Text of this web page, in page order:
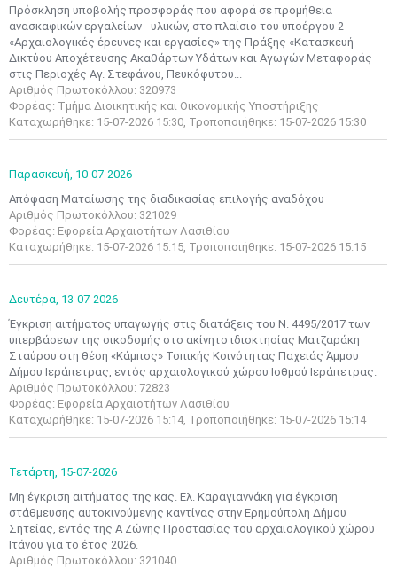
Πρόσκληση υποβολής προσφοράς που αφορά σε προμήθεια
ανασκαφικών εργαλείων - υλικών, στο πλαίσιο του υποέργου 2
«Αρχαιολογικές έρευνες και εργασίες» της Πράξης «Κατασκευή
Δικτύου Αποχέτευσης Ακαθάρτων Υδάτων και Αγωγών Μεταφοράς
στις Περιοχές Αγ. Στεφάνου, Πευκόφυτου...
Αριθμός Πρωτοκόλλου: 320973
Φορέας: Τμήμα Διοικητικής και Οικονομικής Υποστήριξης
Καταχωρήθηκε: 15-07-2026 15:30, Τροποποιήθηκε: 15-07-2026 15:30
Παρασκευή, 10-07-2026
Απόφαση Ματαίωσης της διαδικασίας επιλογής αναδόχου
Αριθμός Πρωτοκόλλου: 321029
Φορέας: Εφορεία Αρχαιοτήτων Λασιθίου
Καταχωρήθηκε: 15-07-2026 15:15, Τροποποιήθηκε: 15-07-2026 15:15
Δευτέρα, 13-07-2026
Έγκριση αιτήματος υπαγωγής στις διατάξεις του Ν. 4495/2017 των
υπερβάσεων της οικοδομής στο ακίνητο ιδιοκτησίας Ματζαράκη
Σταύρου στη θέση «Κάμπος» Τοπικής Κοινότητας Παχειάς Άμμου
Δήμου Ιεράπετρας, εντός αρχαιολογικού χώρου Ισθμού Ιεράπετρας.
Αριθμός Πρωτοκόλλου: 72823
Φορέας: Εφορεία Αρχαιοτήτων Λασιθίου
Καταχωρήθηκε: 15-07-2026 15:14, Τροποποιήθηκε: 15-07-2026 15:14
Τετάρτη, 15-07-2026
Μη έγκριση αιτήματος της κας. Ελ. Καραγιαννάκη για έγκριση
στάθμευσης αυτοκινούμενης καντίνας στην Ερημούπολη Δήμου
Σητείας, εντός της Α Ζώνης Προστασίας του αρχαιολογικού χώρου
Ιτάνου για το έτος 2026.
Αριθμός Πρωτοκόλλου: 321040